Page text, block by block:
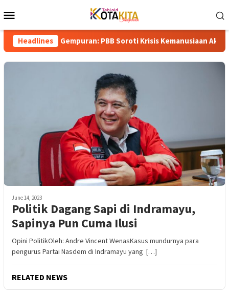
to
Menu
Headlines
Gempuran: PBB Soroti Krisis Kemanusiaan Akut dan
June 14, 2023
Politik Dagang Sapi di Indramayu,
Sapinya Pun Cuma Ilusi
Opini PolitikOleh: Andre Vincent WenasKasus mundurnya para
pengurus Partai Nasdem di Indramayu yang […]
RELATED NEWS